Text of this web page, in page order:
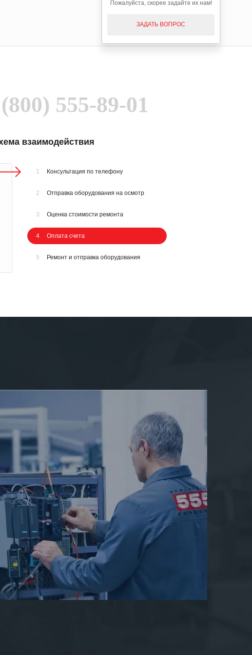
555-89-01
взаимодействия
1 Консультация по телефону
2 Отправка оборудования на осмотр
3 Оценка стоимости ремонта
4 Оплата счета
5 Ремонт и отправка оборудования
Пожалуйста, скорее задайте их нам!
ЗАДАТЬ ВОПРОС